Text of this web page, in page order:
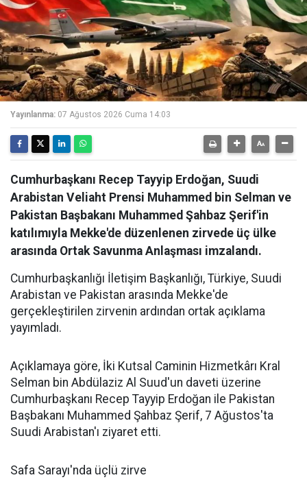
Yayınlanma: 07 Ağustos 2026 Cuma 14:03
Cumhurbaşkanı Recep Tayyip Erdoğan, Suudi
Arabistan Veliaht Prensi Muhammed bin Selman ve
Pakistan Başbakanı Muhammed Şahbaz Şerif'in
katılımıyla Mekke'de düzenlenen zirvede üç ülke
arasında Ortak Savunma Anlaşması imzalandı.
Cumhurbaşkanlığı İletişim Başkanlığı, Türkiye, Suudi
Arabistan ve Pakistan arasında Mekke'de
gerçekleştirilen zirvenin ardından ortak açıklama
yayımladı.
Açıklamaya göre, İki Kutsal Caminin Hizmetkârı Kral
Selman bin Abdülaziz Al Suud'un daveti üzerine
Cumhurbaşkanı Recep Tayyip Erdoğan ile Pakistan
Başbakanı Muhammed Şahbaz Şerif, 7 Ağustos'ta
Suudi Arabistan'ı ziyaret etti.
Safa Sarayı'nda üçlü zirve